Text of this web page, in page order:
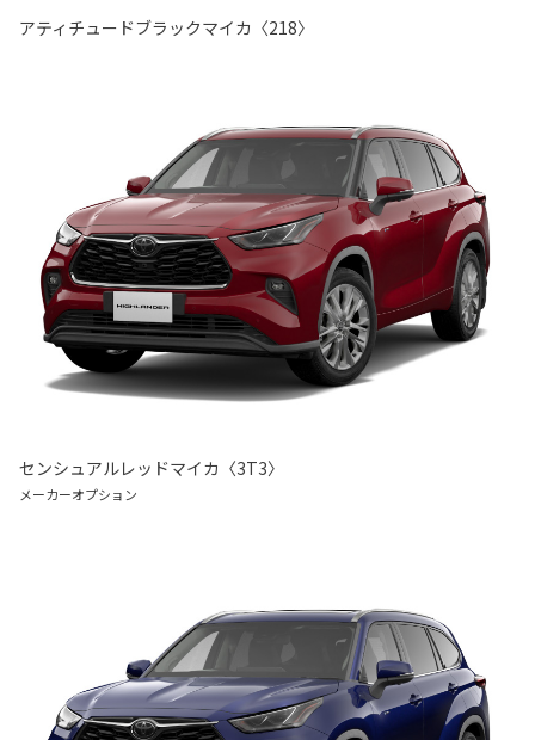
アティチュードブラックマイカ〈218〉
センシュアルレッドマイカ〈3T3〉
メーカーオプション